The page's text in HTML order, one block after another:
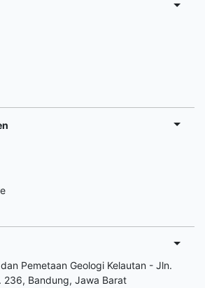
Pemetaan Geologi Kelautan - Jln.
236, Bandung, Jawa Barat